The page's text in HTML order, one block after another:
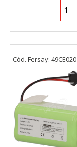
Cód. Fersay: